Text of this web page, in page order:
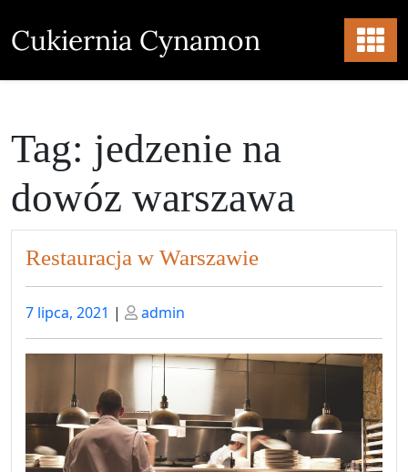
to
content
Cukiernia Cynamon
Tag: jedzenie na
dowóz warszawa
Restauracja w Warszawie
Posted
on
7 lipca, 2021 | Posted
on
admin